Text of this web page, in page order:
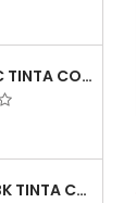
PFI-050 C TINTA COMPATÍVEL CIANO
PFI-050 BK TINTA COMPATÍVEL PRETA